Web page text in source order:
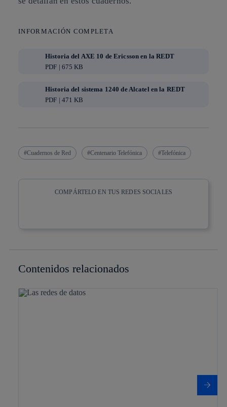
INFORMACIÓN COMPLETA
Historia del AXE 10 de Ericsson en la REDT
PDF | 675 KB
Historia del sistema 1240 de Alcatel en la REDT
PDF | 471 KB
Cuadernos de Red Centenario Telefónica Telefónica
COMPÁRTELO EN TUS REDES SOCIALES
Contenidos relacionados